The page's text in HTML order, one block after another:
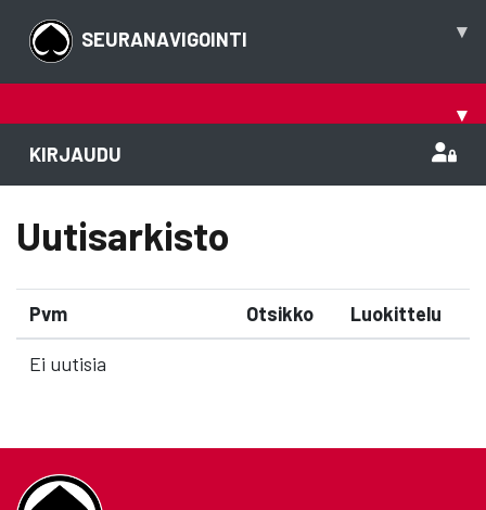
SEURANAVIGOINTI ▾
▾
KIRJAUDU
Uutisarkisto
Pvm Otsikko Luokittelu
Ei uutisia